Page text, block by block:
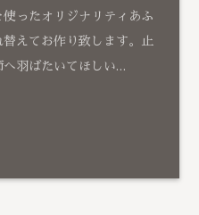
ったオリジナリティあふ
えてお作り致します。止
へ羽ばたいてほしい…